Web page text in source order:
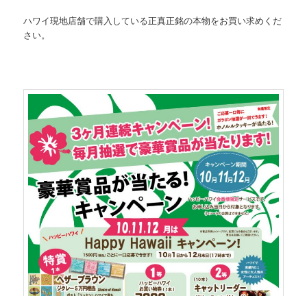
ハワイ現地店舗で購入している正真正銘の本物をお買い求めくだ
さい。